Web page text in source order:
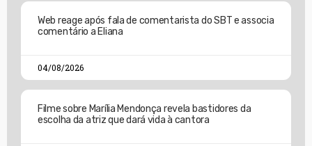
Web reage após fala de comentarista do SBT e associa
comentário a Eliana
04/08/2026
Filme sobre Marília Mendonça revela bastidores da
escolha da atriz que dará vida à cantora